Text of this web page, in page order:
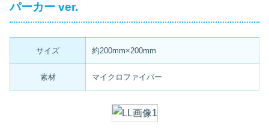
パーカー ver.
サイズ 約200mm×200mm
素材 マイクロファイバー